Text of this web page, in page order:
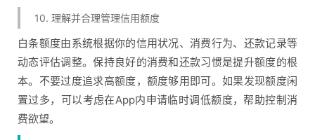
10. 理解并合理管理信用额度
白条额度由系统根据你的信用状况、消费行为、还款记录等
动态评估调整。保持良好的消费和还款习惯是提升额度的根
本。不要过度追求高额度，额度够用即可。如果发现额度闲
置过多，可以考虑在App内申请临时调低额度，帮助控制消
费欲望。